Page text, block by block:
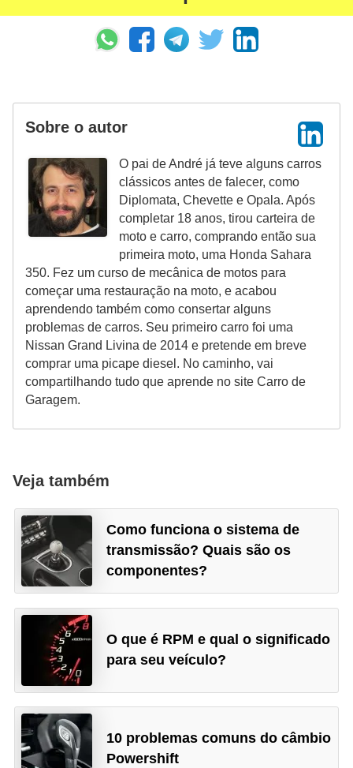
Sobre o autor
O pai de André já teve alguns carros
clássicos antes de falecer, como
Diplomata, Chevette e Opala. Após
completar 18 anos, tirou carteira de
moto e carro, comprando então sua
primeira moto, uma Honda Sahara
350. Fez um curso de mecânica de motos para
começar uma restauração na moto, e acabou
aprendendo também como consertar alguns
problemas de carros. Seu primeiro carro foi uma
Nissan Grand Livina de 2014 e pretende em breve
comprar uma picape diesel. No caminho, vai
compartilhando tudo que aprende no site Carro de
Garagem.
Veja também
Como funciona o sistema de
transmissão? Quais são os
componentes?
O que é RPM e qual o significado
para seu veículo?
10 problemas comuns do câmbio
Powershift